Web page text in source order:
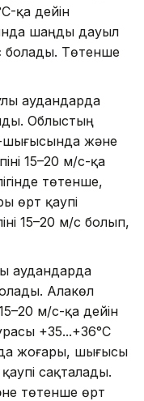
қа дейін
шаңды дауыл
с болады. Төтенше
аудандарда
Облыстың
шығысында және
15–20 м/с-қа
төтенше,
өрт қаупі
15–20 м/с болып,
аудандарда
Алакөл
м/с-қа дейін
+35...+36°C
жоғары, шығысы
сақталады.
төтенше өрт